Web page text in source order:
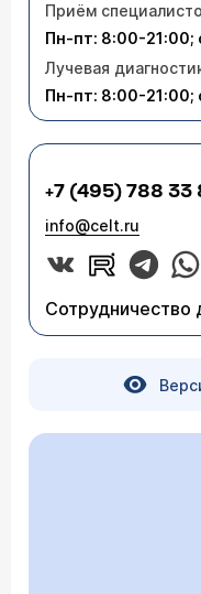
Приём
Пн-пт: 8:00-21:00;
Лучевая
Пн-пт: 8:00-21:00;
+7 (495) 788 33
info@celt.ru
Сотрудничество